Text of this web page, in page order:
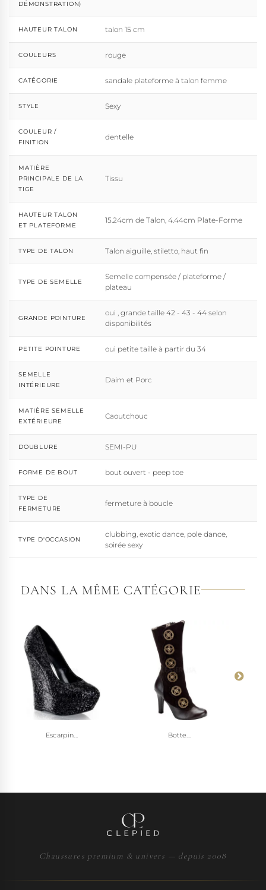
DÉMONSTRATION)
HAUTEUR TALON talon 15 cm
COULEURS rouge
CATÉGORIE sandale plateforme à talon femme
STYLE Sexy
COULEUR /
FINITION
dentelle
MATIÈRE
PRINCIPALE DE LA
TIGE
Tissu
HAUTEUR TALON
ET PLATEFORME
15.24cm de Talon, 4.44cm Plate-Forme
TYPE DE TALON Talon aiguille, stiletto, haut fin
TYPE DE SEMELLE
Semelle compensée / plateforme /
plateau
GRANDE POINTURE
oui , grande taille 42 - 43 - 44 selon
disponibilités
PETITE POINTURE oui petite taille à partir du 34
SEMELLE
INTÉRIEURE
Daim et Porc
MATIÈRE SEMELLE
EXTÉRIEURE
Caoutchouc
DOUBLURE SEMI-PU
FORME DE BOUT bout ouvert - peep toe
TYPE DE
FERMETURE
fermeture à boucle
TYPE D'OCCASION
clubbing, exotic dance, pole dance,
soirée sexy
DANS LA MÊME CATÉGORIE
Escarpin... Botte...
Chaussures premium & univers — depuis 2008